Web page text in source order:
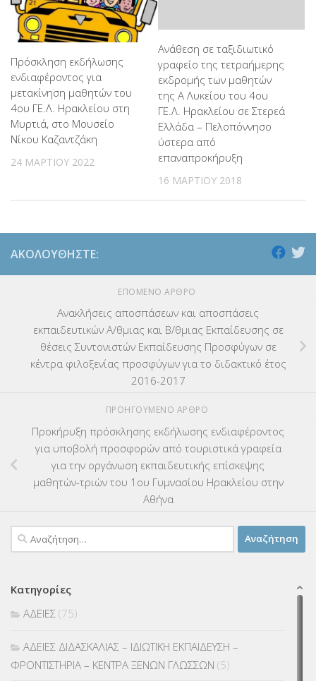
Πρόσκληση εκδήλωσης
ενδιαφέροντος για
μετακίνηση μαθητών του
4ου ΓΕ.Λ. Ηρακλείου στη
Μυρτιά, στο Μουσείο
Νίκου Καζαντζάκη
24 ΜΑΡΤΊΟΥ 2022
Ανάθεση σε ταξιδιωτικό
γραφείο της τετραήμερης
εκδρομής των μαθητών
της Α Λυκείου του 4ου
ΓΕ.Λ. Ηρακλείου σε Στερεά
Ελλάδα – Πελοπόννησο
ύστερα από
επαναπροκήρυξη
16 ΜΑΡΤΊΟΥ 2018
ΑΚΟΛΟΥΘΉΣΤΕ:
ΕΠΌΜΕΝΟ ΆΡΘΡΟ
Ανακλήσεις αποσπάσεων και αποσπάσεις
εκπαιδευτικών Α/θμιας και Β/θμιας Εκπαίδευσης σε
θέσεις Συντονιστών Εκπαίδευσης Προσφύγων σε
κέντρα φιλοξενίας προσφύγων για το διδακτικό έτος
2016-2017
ΠΡΟΗΓΟΎΜΕΝΟ ΆΡΘΡΟ
Προκήρυξη πρόσκλησης εκδήλωσης ενδιαφέροντος
για υποβολή προσφορών από τουριστικά γραφεία
για την οργάνωση εκπαιδευτικής επίσκεψης
μαθητών-τριών του 1ου Γυμνασίου Ηρακλείου στην
Αθήνα
Αναζήτηση
για:
Κατηγορίες
ΑΔΕΙΕΣ (75)
ΑΔΕΙΕΣ ΔΙΔΑΣΚΑΛΙΑΣ – ΙΔΙΩΤΙΚΗ ΕΚΠΑΙΔΕΥΣΗ –
ΦΡΟΝΤΙΣΤΗΡΙΑ – ΚΕΝΤΡΑ ΞΕΝΩΝ ΓΛΩΣΣΩΝ (5)